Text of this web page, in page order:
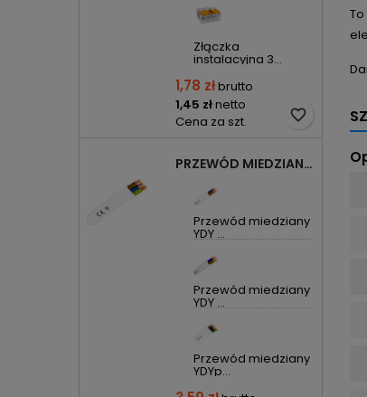
Złączka
instalacyjna 3...
1,78 złbrutto
1,45 złnetto
Cena za szt.
favorite_border
PRZEWÓD MIEDZIANY YDYP DRUT 3X1,5MM2 ŻO 450/750V
Przewód miedziany
YDY ...
Przewód miedziany
YDY ...
Przewód miedziany
YDYp...